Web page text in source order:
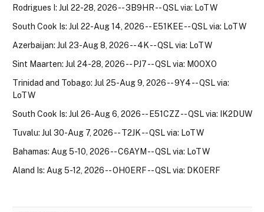
Rodrigues I: Jul 22-28, 2026 -- 3B9HR -- QSL via: LoTW
South Cook Is: Jul 22-Aug 14, 2026 -- E51KEE -- QSL via: LoTW
Azerbaijan: Jul 23-Aug 8, 2026 -- 4K -- QSL via: LoTW
Sint Maarten: Jul 24-28, 2026 -- PJ7 -- QSL via: M0OXO
Trinidad and Tobago: Jul 25-Aug 9, 2026 -- 9Y4 -- QSL via:
LoTW
South Cook Is: Jul 26-Aug 6, 2026 -- E51CZZ -- QSL via: IK2DUW
Tuvalu: Jul 30-Aug 7, 2026 -- T2JK -- QSL via: LoTW
Bahamas: Aug 5-10, 2026 -- C6AYM -- QSL via: LoTW
Aland Is: Aug 5-12, 2026 -- OH0ERF -- QSL via: DK0ERF